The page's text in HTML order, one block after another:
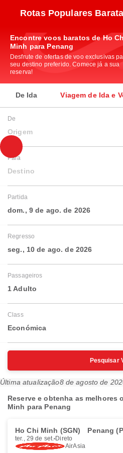
Rotas Populares
Encontre voos baratos de Ho
Minh para Penang
Desfrute de ofertas de voo exclusivas
seu destino preferido. Comece já a sua
reserva!
De Ida Viagem de Ida e
De
Origem
Para
Destino
Partida
dom., 9 de ago. de 2026
Regresso
seg., 10 de ago. de 2026
Passageiros
1 Adulto
Class
Económica
Pesquisar
Última atualização8 de agosto de
Reserve e obtenha as melhores
Minh para Penang
Ho Chi Minh (SGN) Penang
ter., 29 de set. Direto
AirAsia